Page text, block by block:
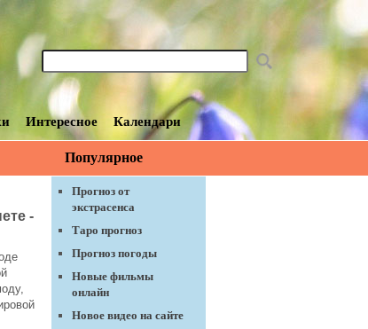
Интересное Календари
-
Популярное
Прогноз от
экстрасенса
Таро прогноз
Прогноз погоды
Новые фильмы
онлайн
Новое видео на сайте